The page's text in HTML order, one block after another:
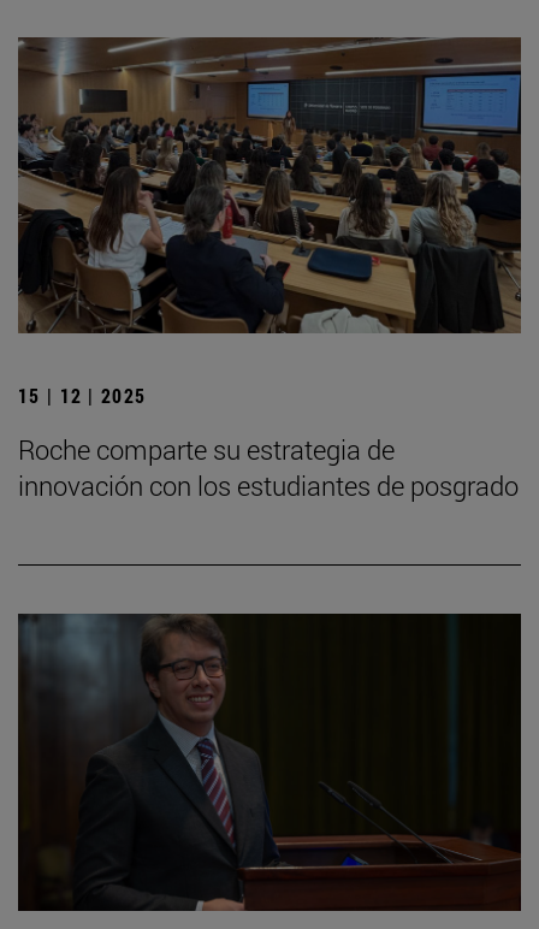
15 | 12 | 2025
Roche comparte su estrategia de
innovación con los estudiantes de posgrado